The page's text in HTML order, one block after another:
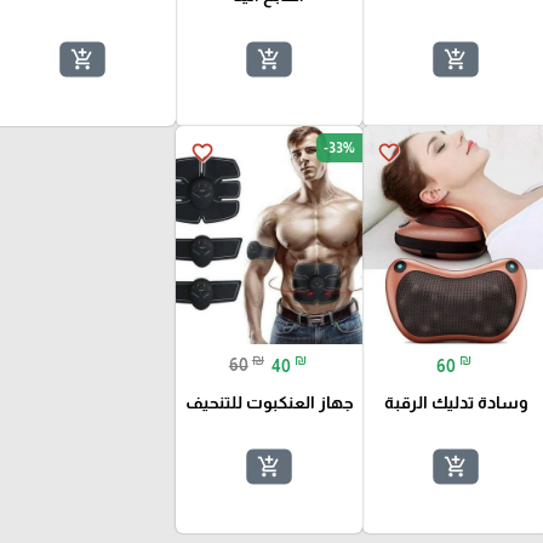
add_shopping_cart
add_shopping_cart
add_shopping_cart
favorite_border
60 ₪
وسادة تدليك الرقبة
add_shopping_cart
favorite_border -33%
60 ₪ 40 ₪
جهاز العنكبوت للتنحيف
add_shopping_cart